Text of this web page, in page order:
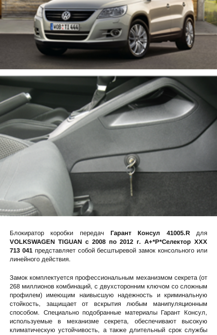
Блокиратор коробки передач Гарант Консул 41005.Rдля
VOLKSWAGEN TIGUAN c 2008 по 2012 г. А+*P*Селектор XXX
713 041представляет собой бесштыревой замок консольного или
линейного действия.
Замок комплектуется профессиональным механизмом секрета (от
268 миллионов комбинаций, с двухсторонним ключом со сложным
профилем) имеющим наивысшую надежность и криминальную
стойкость, защищает от вскрытия любым манипуляционным
способом. Специально подобранные материалы Гарант Консул,
используемые в механизме секрета, обеспечивают высокую
климатическую устойчивость, а также длительный срок службы